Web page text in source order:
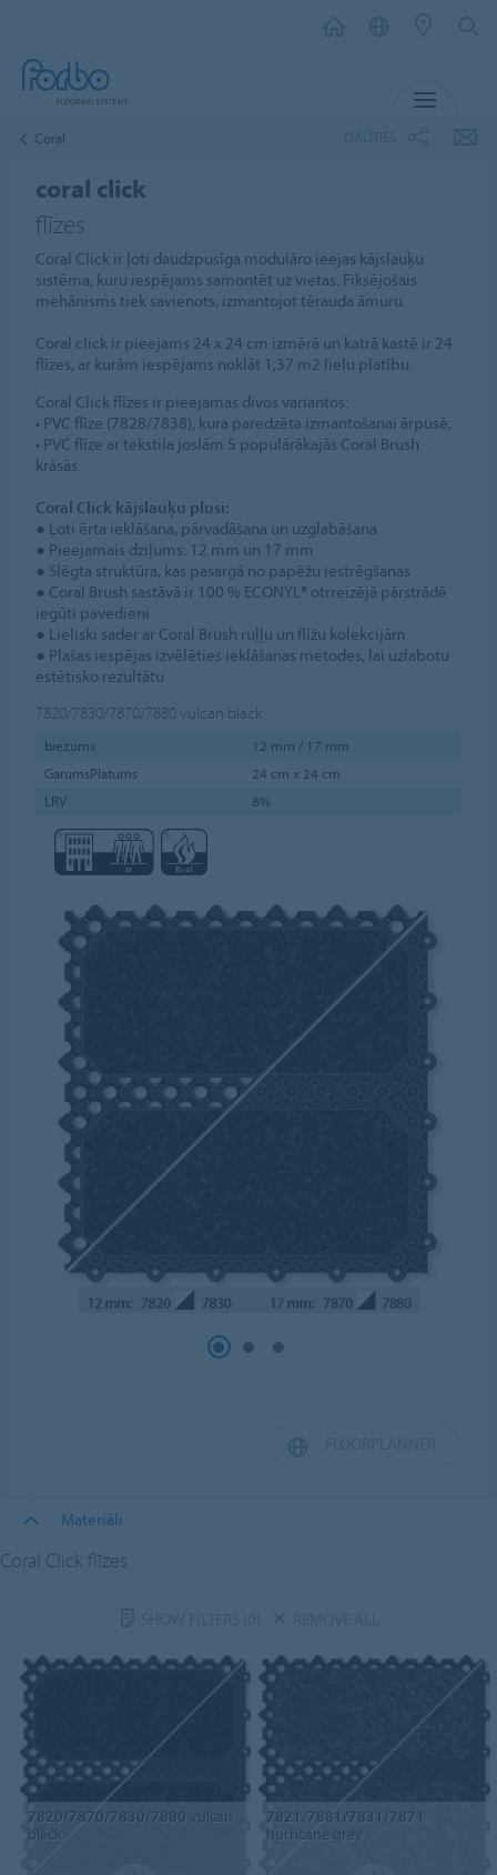
Coral
coral click
flīzes
Coral Click ir ļoti daudzpusīga modulāro ieejas kājslauķu
sistēma, kuru iespējams samontēt uz vietas. Fiksējošais
mehānisms tiek savienots, izmantojot tērauda āmuru.
Coral click ir pieejams 24 x 24 cm izmērā un katrā kastē ir 24
flīzes, ar kurām iespējams noklāt 1,37 m2 lielu platību.
Coral Click flīzes ir pieejamas divos variantos:
• PVC flīze (7828/7838), kura paredzēta izmantošanai ārpusē;
• PVC flīze ar tekstila joslām 5 populārākajās Coral Brush
krāsās.
Coral Click kājslauķu plusi:
● Ļoti ērta ieklāšana, pārvadāšana un uzglabāšana
● Pieejamais dziļums: 12 mm un 17 mm
● Slēgta struktūra, kas pasargā no papēžu iestrēgšanas
● Coral Brush sastāvā ir 100 % ECONYL® otrreizējā pārstrādē
iegūti pavedieni
● Lieliski sader ar Coral Brush ruļļu un flīžu kolekcijām
● Plašas iespējas izvēlēties ieklāšanas metodes, lai uzlabotu
estētisko rezultātu
7820/7830/7870/7880 vulcan black
biezums
12 mm / 17 mm
GarumsPlatums
24 cm x 24 cm
LRV
8%
Materiāli
Coral Click flīzes
7820/7870/7830/7880 vulcan
black
7821/7881/7831/7871
hurricane grey